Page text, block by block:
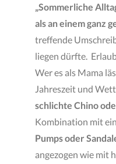
„Sommerliche
als an einem ganz
treffende
liegen dürfte.
Wer es als Mama
Jahreszeit und
schlichte Chino
Kombination mit
Pumps oder
angezogen wie mit